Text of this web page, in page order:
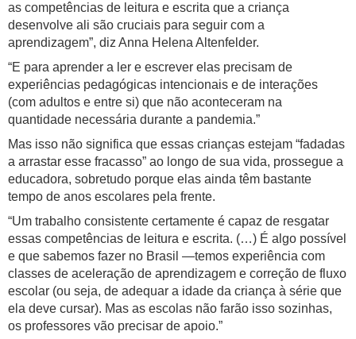
as competências de leitura e escrita que a criança
desenvolve ali são cruciais para seguir com a
aprendizagem”, diz Anna Helena Altenfelder.
“E para aprender a ler e escrever elas precisam de
experiências pedagógicas intencionais e de interações
(com adultos e entre si) que não aconteceram na
quantidade necessária durante a pandemia.”
Mas isso não significa que essas crianças estejam “fadadas
a arrastar esse fracasso” ao longo de sua vida, prossegue a
educadora, sobretudo porque elas ainda têm bastante
tempo de anos escolares pela frente.
“Um trabalho consistente certamente é capaz de resgatar
essas competências de leitura e escrita. (…) É algo possível
e que sabemos fazer no Brasil —temos experiência com
classes de aceleração de aprendizagem e correção de fluxo
escolar (ou seja, de adequar a idade da criança à série que
ela deve cursar). Mas as escolas não farão isso sozinhas,
os professores vão precisar de apoio.”